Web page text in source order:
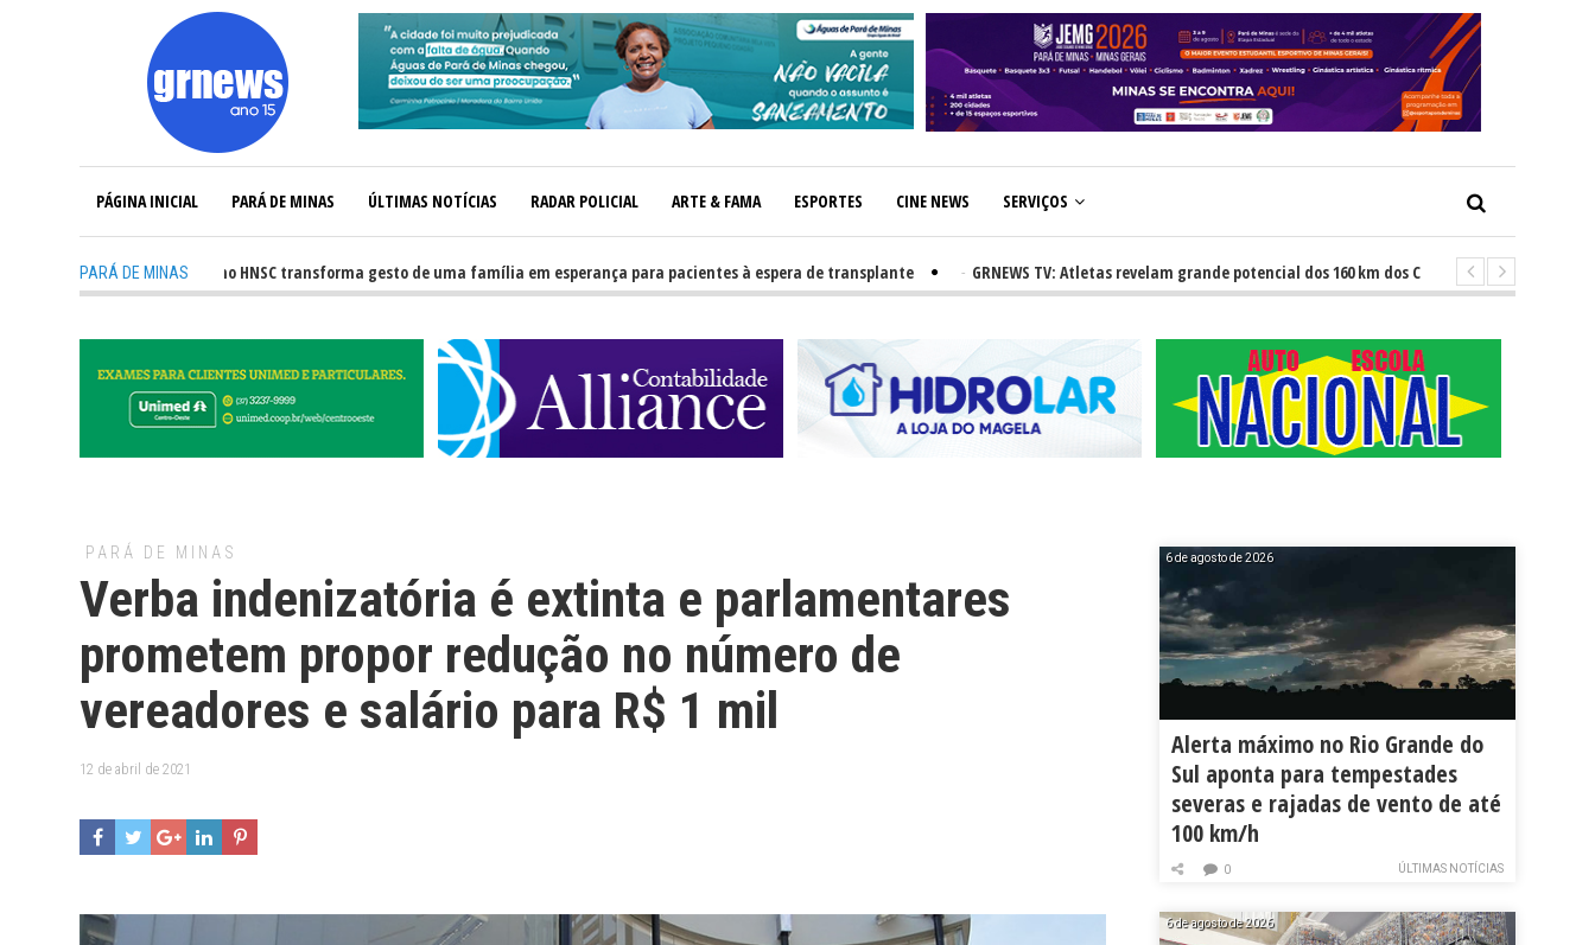
PÁGINA INICIAL PARÁ DE MINAS ÚLTIMAS NOTÍCIAS RADAR POLICIAL ARTE & FAMA ESPORTES CINE NEWS SERVIÇOS
PARÁ DE MINAS
Captação de órgãos no HNSC transforma gesto de uma família em esperança para pacientes à espera de transplante - GRNEWS TV: Atletas revelam grande potencial dos 160 km dos Caminhos do Padre Libério.
PARÁ DE MINAS
Verba indenizatória é extinta e parlamentares
prometem propor redução no número de
vereadores e salário para R$ 1 mil
12 de abril de 2021
6 de agosto de 2026
Alerta máximo no Rio Grande do
Sul aponta para tempestades
severas e rajadas de vento de até
100 km/h
ÚLTIMAS NOTÍCIAS
0
6 de agosto de 2026